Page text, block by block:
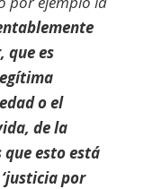
que es
o el
de la
esto está
por